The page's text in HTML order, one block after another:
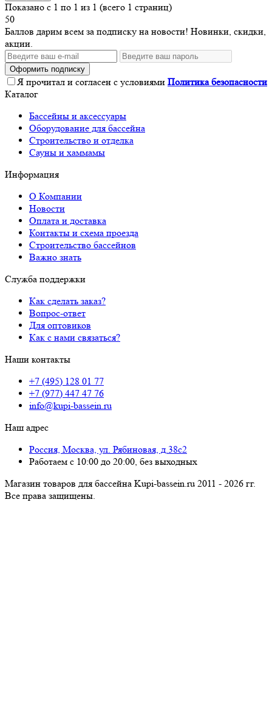
Показано с 1 по 1 из 1 (всего 1 страниц)
50
Баллов дарим всем за подписку на новости! Новинки, скидки,
акции.
Оформить подписку
Я прочитал и согласен с условиями Политика безопасности
Каталог
Бассейны и аксессуары
Оборудование для бассейна
Строительство и отделка
Сауны и хаммамы
Информация
О Компании
Новости
Оплата и доставка
Контакты и схема проезда
Строительство бассейнов
Важно знать
Служба поддержки
Как сделать заказ?
Вопрос-ответ
Для оптовиков
Как с нами связаться?
Наши контакты
+7 (495) 128 01 77
+7 (977) 447 47 76
info@kupi-bassein.ru
Наш адрес
Россия, Москва, ул. Рябиновая, д.38с2
Работаем с 10:00 до 20:00, без выходных
Магазин товаров для бассейна Kupi-bassein.ru 2011 - 2026 гг.
Все пра­ва за­щи­ще­ны.